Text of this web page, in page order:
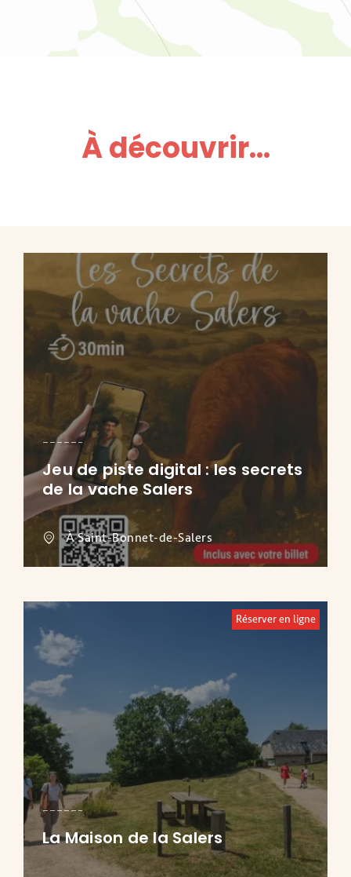
À découvrir...
Jeu de piste digital : les secrets
de la vache Salers
À Saint-Bonnet-de-Salers
Réserver en ligne
La Maison de la Salers